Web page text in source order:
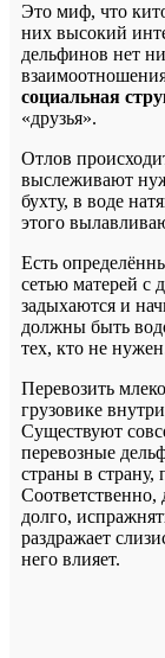
Это миф, что
них высокий
дельфинов нет
социальная
«друзья».
Отлов
выслеживают
бухту, в воде
этого
Есть
сетью матерей с
задыхаются и
должны быть
тех, кто не
Перевозить
грузовике
Существуют
перевозные
страны в страну,
Соответственно,
долго,
раздражает
него влияет.